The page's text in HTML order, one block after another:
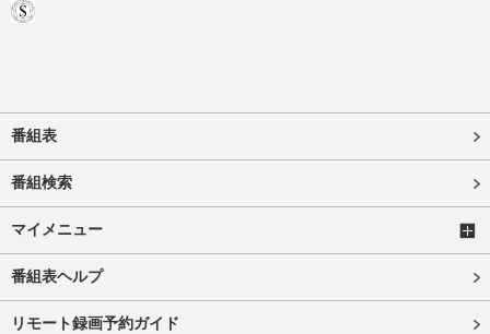
番組表
番組検索
マイメニュー
番組表ヘルプ
リモート録画予約ガイド